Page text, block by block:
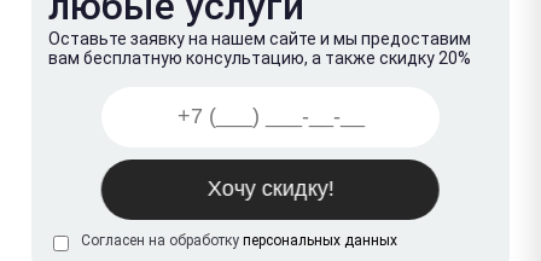
Оставьте заявку на нашем сайте и мы предоставим
вам бесплатную консультацию, а также скидку 20%
Согласен на обработку персональных данных